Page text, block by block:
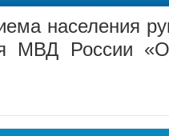
населения
МВД России